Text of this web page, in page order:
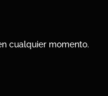
cualquier momento.